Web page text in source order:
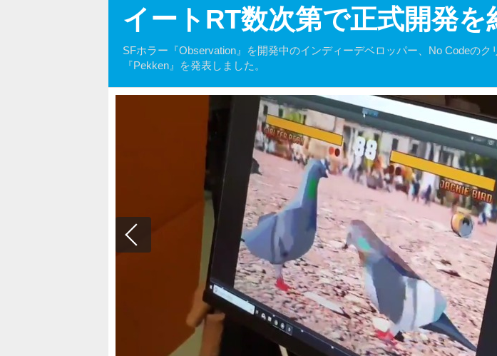
イートRT数次第で正式開発
SFホラー『Observation』を開発中のインディーデベロッパー、No Codeの
『Pekken』を発表しました。